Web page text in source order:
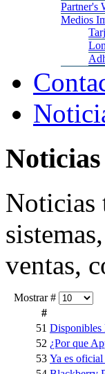
Partner's
Medios
Noticias
Noticias
ventas,
Mostrar #
#
51 Disponibles
52 ¿Por que
53 Ya es